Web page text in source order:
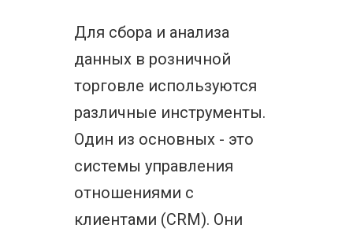
Для сбора и анализа
данных в розничной
торговле используются
различные инструменты.
Один из основных - это
системы управления
отношениями с
клиентами (CRM). Они